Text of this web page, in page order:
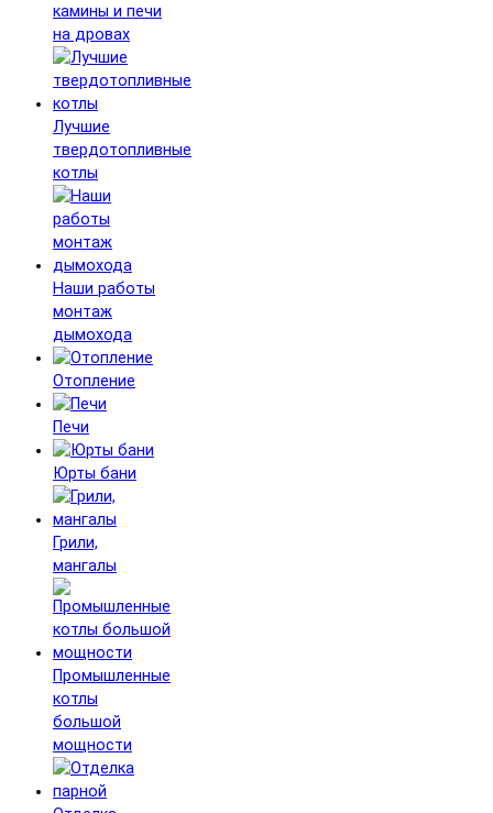
камины и печи
на дровах
Лучшие
твердотопливные
котлы
Наши работы
монтаж
дымохода
Отопление
Печи
Юрты бани
Грили,
мангалы
Промышленные
котлы
большой
мощности